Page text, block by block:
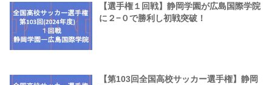
【選手権１回戦】静岡学園が広島国際学院
に２−０で勝利し初戦突破！
【第103回全国高校サッカー選手権】静岡